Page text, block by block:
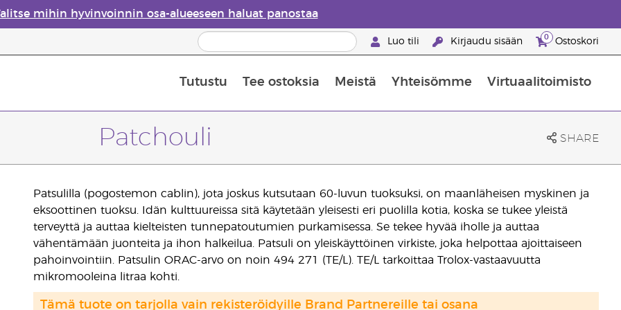
mihin hyvinvoinnin osa-alueeseen haluat panostaa
Luo tili Kirjaudu sisään 0 Ostoskori
Tutustu Tee ostoksia Meistä Yhteisömme Virtuaalitoimisto
Patchouli SHARE
Patsulilla (pogostemon cablin), jota joskus kutsutaan 60-luvun tuoksuksi, on maanläheisen myskinen ja
eksoottinen tuoksu. Idän kulttuureissa sitä käytetään yleisesti eri puolilla kotia, koska se tukee yleistä
terveyttä ja auttaa kielteisten tunnepatoutumien purkamisessa. Se tekee hyvää iholle ja auttaa
vähentämään juonteita ja ihon halkeilua. Patsuli on yleiskäyttöinen virkiste, joka helpottaa ajoittaiseen
pahoinvointiin. Patsulin ORAC-arvo on noin 494 271 (TE/L). TE/L tarkoittaa Trolox-vastaavuutta
mikromooleina litraa kohti.
Tämä tuote on tarjolla vain rekisteröidyille Brand Partnereille tai osana